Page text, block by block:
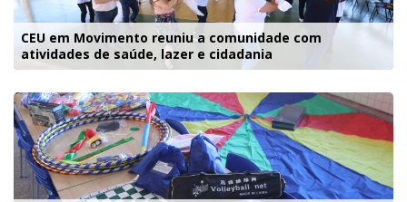
CEU em Movimento reuniu a comunidade com
atividades de saúde, lazer e cidadania